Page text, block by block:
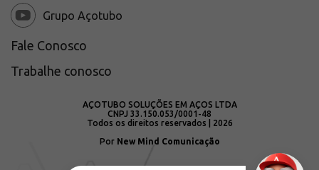
Grupo Açotubo
Fale Conosco
Trabalhe conosco
AÇOTUBO SOLUÇÕES EM AÇOS LTDA
CNPJ 33.150.053/0001-48
Todos os direitos reservados | 2026
Por New Mind Comunicação